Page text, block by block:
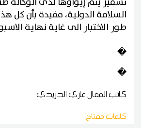
السلامة الدولية، مفيدة بأن كل
طور الاختبار الى غاية نهاية
�
�
كاتب المقالغازي الدريدي
كلمات مفتاح